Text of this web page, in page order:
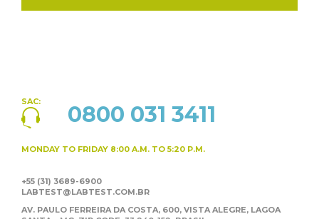
SAC: 0800 031 3411
MONDAY TO FRIDAY 8:00 A.M. TO 5:20 P.M.
+55 (31) 3689-6900
LABTEST@LABTEST.COM.BR
AV. PAULO FERREIRA DA COSTA, 600, VISTA ALEGRE, LAGOA